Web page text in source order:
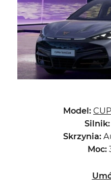
Model:
Silnik:
Skrzynia:
Moc: